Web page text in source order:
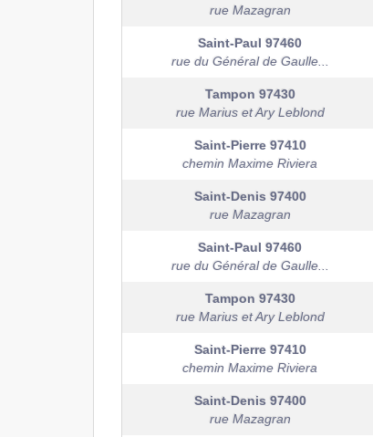
rue Mazagran
Saint-Paul 97460
rue du Général de Gaulle...
Tampon 97430
rue Marius et Ary Leblond
Saint-Pierre 97410
chemin Maxime Riviera
Saint-Denis 97400
rue Mazagran
Saint-Paul 97460
rue du Général de Gaulle...
Tampon 97430
rue Marius et Ary Leblond
Saint-Pierre 97410
chemin Maxime Riviera
Saint-Denis 97400
rue Mazagran